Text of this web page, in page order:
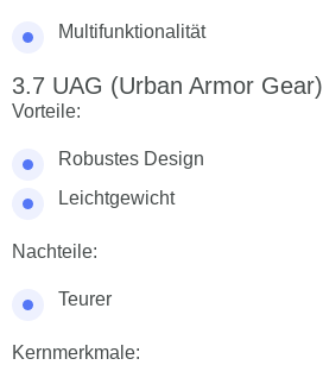
Multifunktionalität
UAG (Urban Armor Gear)
Vorteile:
Robustes Design
Leichtgewicht
Nachteile:
Teurer
Kernmerkmale: